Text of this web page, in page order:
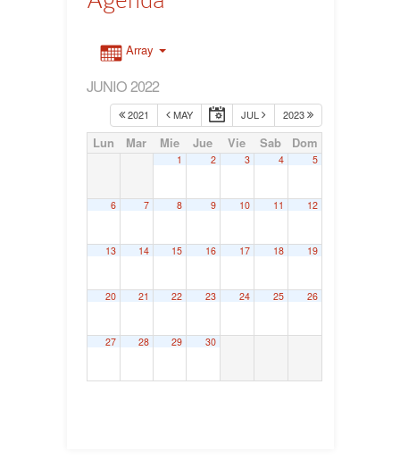
Array
JUNIO 2022
2021 MAY JUL 2023
Lun Mar Mie Jue Vie Sab Dom
1 2 3 4 5
6 7 8 9 10 11 12
13 14 15 16 17 18 19
20 21 22 23 24 25 26
27 28 29 30